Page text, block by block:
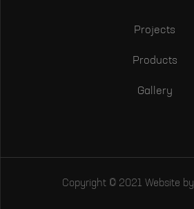
Projects
Products
Gallery
Copyright © 2021 Website by